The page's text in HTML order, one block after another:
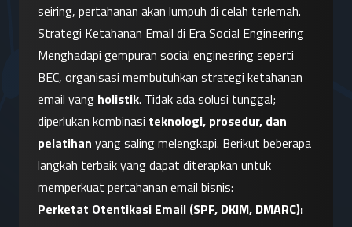
seiring, pertahanan akan lumpuh di celah terlemah.
Strategi Ketahanan Email di Era Social Engineering
Menghadapi gempuran social engineering seperti
BEC, organisasi membutuhkan strategi ketahanan
email yang holistik. Tidak ada solusi tunggal;
diperlukan kombinasi teknologi, prosedur, dan
pelatihan yang saling melengkapi. Berikut beberapa
langkah terbaik yang dapat diterapkan untuk
memperkuat pertahanan email bisnis:
Perketat Otentikasi Email (SPF, DKIM, DMARC):